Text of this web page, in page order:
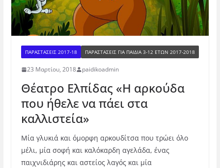
ΠΑΡΑΣΤΑΣΕΙΣ 2017-18 ΠΑΡΑΣΤΆΣΕΙΣ ΓΙΑ ΠΑΙΔΙΆ 3-12 ΕΤΏΝ 2017-2018
23 Μαρτίου, 2018 paidikoadmin
Θέατρο Ελπίδας «H αρκούδα
που ήθελε να πάει στα
καλλιστεία»
Μία γλυκιά και όμορφη αρκουδίτσα που τρώει όλο
μέλι, μία σοφή και καλόκαρδη αγελάδα, ένας
παιχνιδιάρης και αστείος λαγός και μία